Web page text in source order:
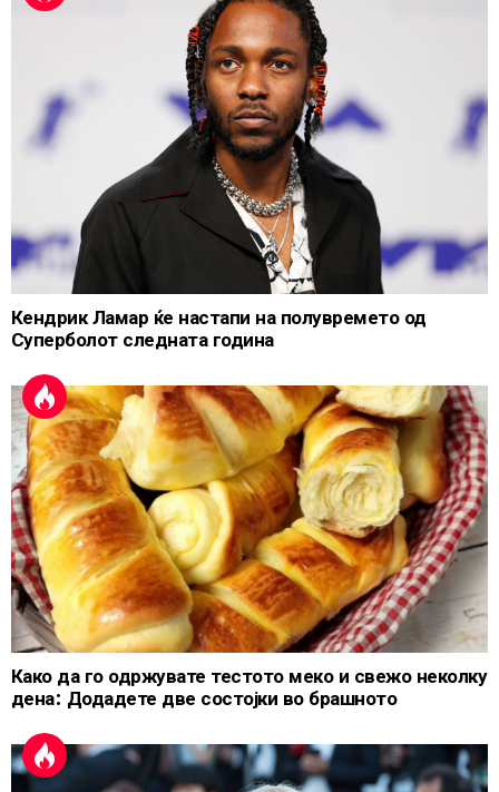
Кендрик Ламар ќе настапи на полувремето од
Суперболот следната година
Како да го одржувате тестото меко и свежо неколку
дена: Додадете две состојки во брашното